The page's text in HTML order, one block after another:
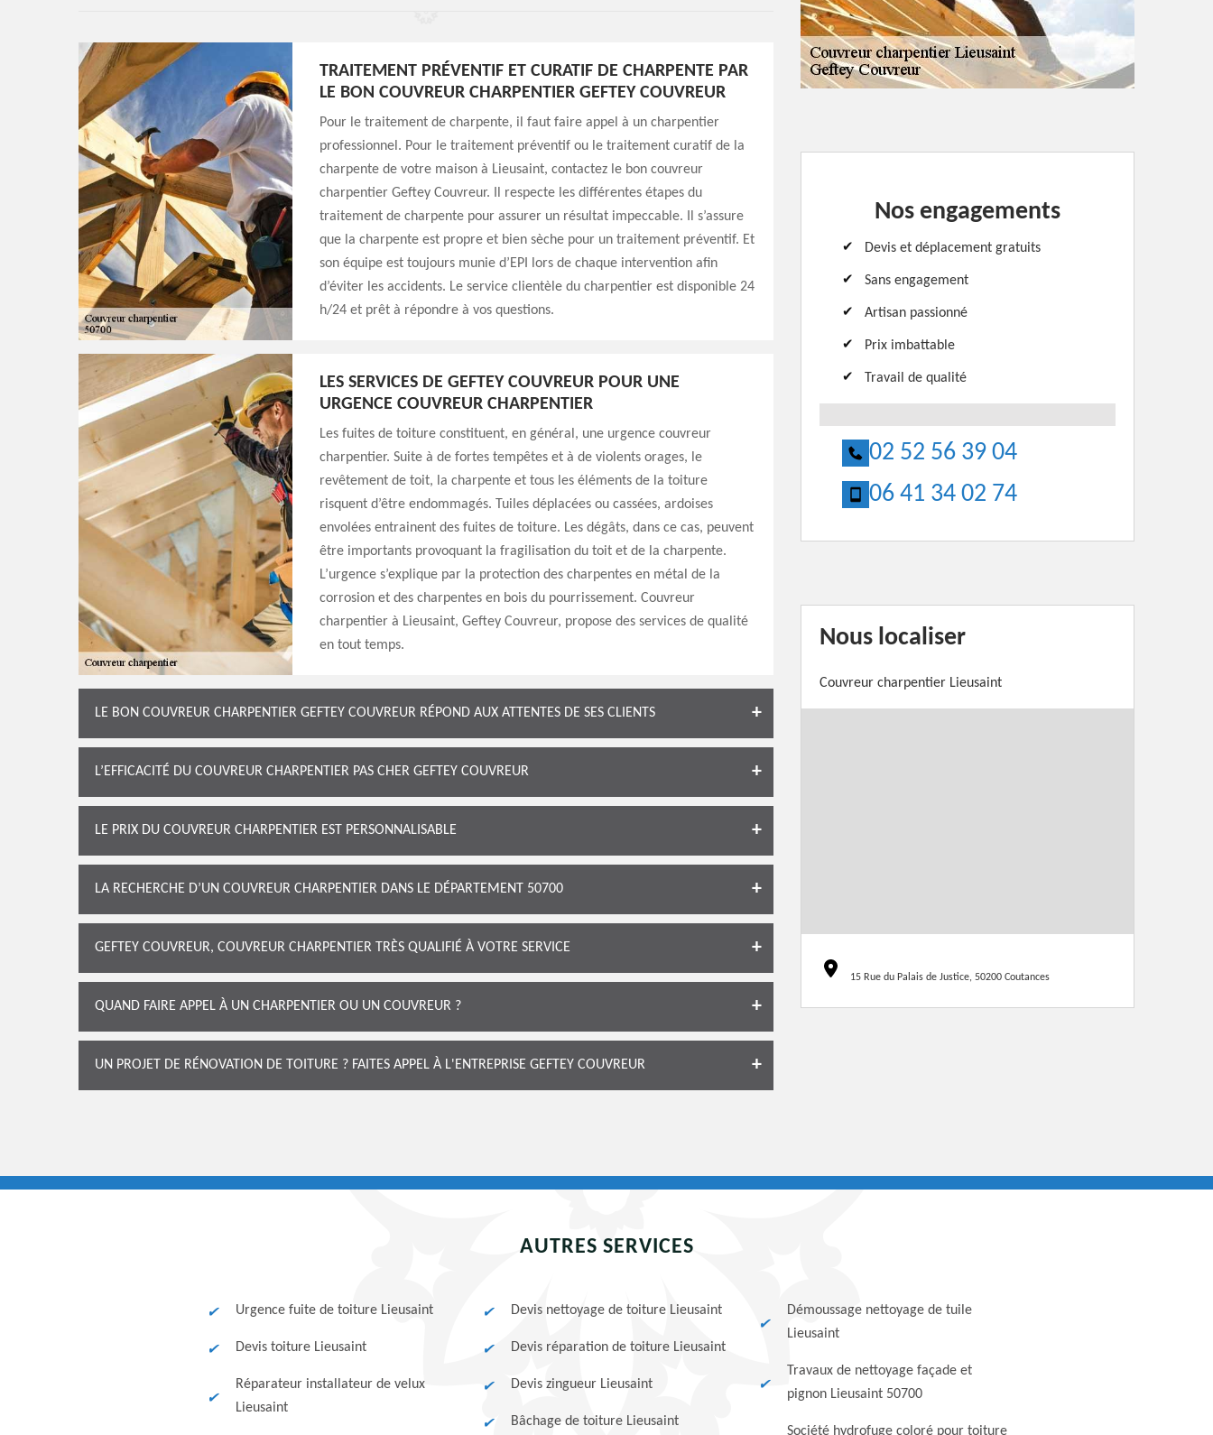
TRAITEMENT PRÉVENTIF ET CURATIF DE CHARPENTE PAR
LE BON COUVREUR CHARPENTIER GEFTEY COUVREUR
Pour le traitement de charpente, il faut faire appel à un charpentier
professionnel. Pour le traitement préventif ou le traitement curatif de la
charpente de votre maison à Lieusaint, contactez le bon couvreur
charpentier Geftey Couvreur. Il respecte les différentes étapes du
traitement de charpente pour assurer un résultat impeccable. Il s’assure
que la charpente est propre et bien sèche pour un traitement préventif. Et
son équipe est toujours munie d’EPI lors de chaque intervention afin
d’éviter les accidents. Le service clientèle du charpentier est disponible 24
h/24 et prêt à répondre à vos questions.
LES SERVICES DE GEFTEY COUVREUR POUR UNE
URGENCE COUVREUR CHARPENTIER
Les fuites de toiture constituent, en général, une urgence couvreur
charpentier. Suite à de fortes tempêtes et à de violents orages, le
revêtement de toit, la charpente et tous les éléments de la toiture
risquent d’être endommagés. Tuiles déplacées ou cassées, ardoises
envolées entrainent des fuites de toiture. Les dégâts, dans ce cas, peuvent
être importants provoquant la fragilisation du toit et de la charpente.
L’urgence s’explique par la protection des charpentes en métal de la
corrosion et des charpentes en bois du pourrissement. Couvreur
charpentier à Lieusaint, Geftey Couvreur, propose des services de qualité
en tout temps.
LE BON COUVREUR CHARPENTIER GEFTEY COUVREUR RÉPOND AUX ATTENTES DE SES CLIENTS
L’EFFICACITÉ DU COUVREUR CHARPENTIER PAS CHER GEFTEY COUVREUR
LE PRIX DU COUVREUR CHARPENTIER EST PERSONNALISABLE
LA RECHERCHE D’UN COUVREUR CHARPENTIER DANS LE DÉPARTEMENT 50700
GEFTEY COUVREUR, COUVREUR CHARPENTIER TRÈS QUALIFIÉ À VOTRE SERVICE
QUAND FAIRE APPEL À UN CHARPENTIER OU UN COUVREUR ?
UN PROJET DE RÉNOVATION DE TOITURE ? FAITES APPEL À L'ENTREPRISE GEFTEY COUVREUR
Nos engagements
Devis et déplacement gratuits
Sans engagement
Artisan passionné
Prix imbattable
Travail de qualité
02 52 56 39 04
06 41 34 02 74
Nous localiser
Couvreur charpentier Lieusaint
15 Rue du Palais de Justice, 50200 Coutances
AUTRES SERVICES
Urgence fuite de toiture Lieusaint
Devis toiture Lieusaint
Réparateur installateur de velux
Lieusaint
Devis nettoyage de toiture Lieusaint
Devis réparation de toiture Lieusaint
Devis zingueur Lieusaint
Bâchage de toiture Lieusaint
Démoussage nettoyage de tuile
Lieusaint
Travaux de nettoyage façade et
pignon Lieusaint 50700
Société hydrofuge coloré pour toiture